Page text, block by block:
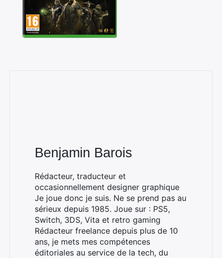
Benjamin Barois
Rédacteur, traducteur et
occasionnellement designer graphique
Je joue donc je suis. Ne se prend pas au
sérieux depuis 1985. Joue sur : PS5,
Switch, 3DS, Vita et retro gaming
Rédacteur freelance depuis plus de 10
ans, je mets mes compétences
éditoriales au service de la tech, du